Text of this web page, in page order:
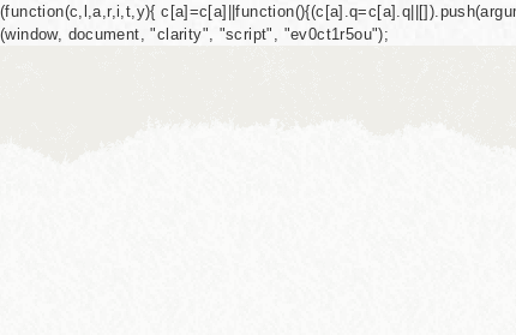
(function(c,l,a,r,i,t,y){
(window, document, "clarity", "script", "ev0ct1r5ou");